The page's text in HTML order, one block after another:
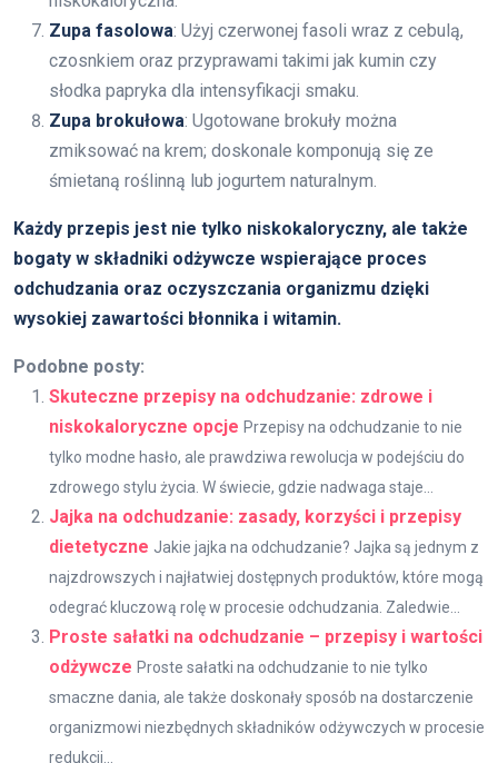
Zupa fasolowa: Użyj czerwonej fasoli wraz z cebulą,
czosnkiem oraz przyprawami takimi jak kumin czy
słodka papryka dla intensyfikacji smaku.
Zupa brokułowa: Ugotowane brokuły można
zmiksować na krem; doskonale komponują się ze
śmietaną roślinną lub jogurtem naturalnym.
Każdy przepis jest nie tylko niskokaloryczny, ale także
bogaty w składniki odżywcze wspierające proces
odchudzania oraz oczyszczania organizmu dzięki
wysokiej zawartości błonnika i witamin.
Podobne posty:
Skuteczne przepisy na odchudzanie: zdrowe i
niskokaloryczne opcje Przepisy na odchudzanie to nie
tylko modne hasło, ale prawdziwa rewolucja w podejściu do
zdrowego stylu życia. W świecie, gdzie nadwaga staje...
Jajka na odchudzanie: zasady, korzyści i przepisy
dietetyczne Jakie jajka na odchudzanie? Jajka są jednym z
najzdrowszych i najłatwiej dostępnych produktów, które mogą
odegrać kluczową rolę w procesie odchudzania. Zaledwie...
Proste sałatki na odchudzanie – przepisy i wartości
odżywcze Proste sałatki na odchudzanie to nie tylko
smaczne dania, ale także doskonały sposób na dostarczenie
organizmowi niezbędnych składników odżywczych w procesie
redukcji...